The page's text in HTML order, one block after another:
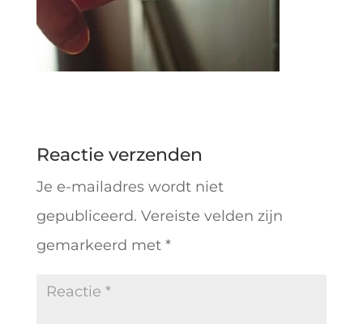
Reactie verzenden
Je e-mailadres wordt niet
gepubliceerd. Vereiste velden zijn
gemarkeerd met *